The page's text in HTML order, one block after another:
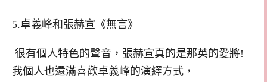
5.卓義峰和張赫宣《無言》
很有個人特色的聲音，張赫宣真的是那英的愛將!
我個人也還滿喜歡卓義峰的演繹方式，